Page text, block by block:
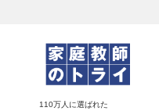
110万人に選ばれた